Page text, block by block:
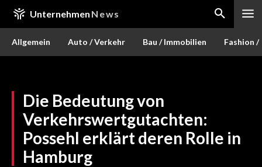
Unternehmen News
Allgemein Auto / Verkehr Bau / Immobilien Fashion /
Die Bedeutung von
Verkehrswertgutachten:
Possehl erklärt deren Rolle in
Hamburg